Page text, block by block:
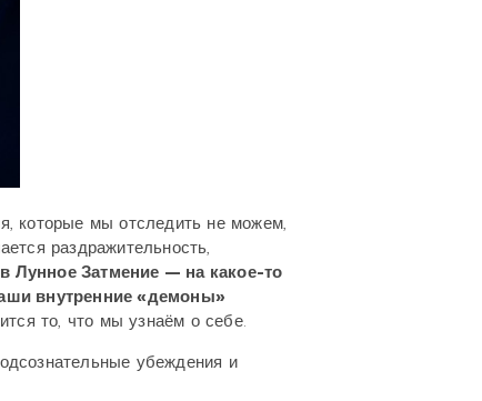
которые мы отследить не можем,
раздражительность,
Лунное Затмение — на какое-то
внутренние «демоны»
то, что мы узнаём о себе.
убеждения и